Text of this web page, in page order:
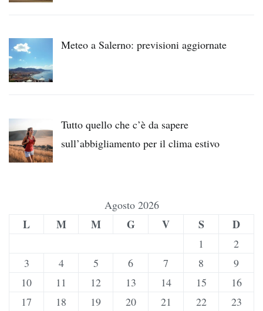
Meteo a Salerno: previsioni aggiornate
Tutto quello che c’è da sapere
sull’abbigliamento per il clima estivo
Agosto 2026
L M M G V S D
1
2
3
4 5 6 7 8
9
10
11 12 13 14 15
16
17
18 19 20 21 22
23